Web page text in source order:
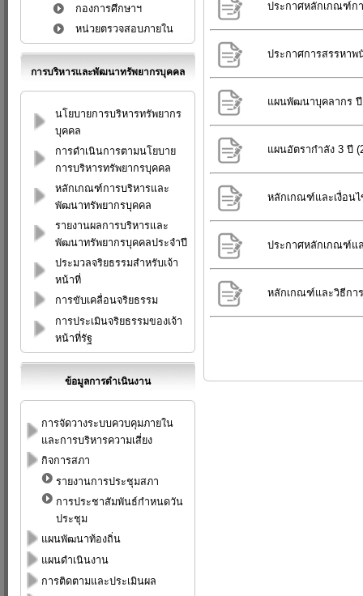
กองการศึกษาฯ
หน่วยตรวจสอบภายใน
การบริหารและพัฒนาทรัพยากรบุคคล
นโยบายการบริหารทรัพยากร
บุคคล
การดำเนินการตามนโยบาย
การบริหารทรัพยากรบุคคล
หลักเกณฑ์การบริหารและ
พัฒนาทรัพยากรบุคคล
รายงานผลการบริหารและ
พัฒนาทรัพยากรบุคคลประจำปี
ประมวลจริยธรรมสำหรับเจ้า
หน้าที่
การขับเคลื่อนจริยธรรม
การประเมินจริยธรรมของเจ้า
หน้าที่รัฐ
ข้อมูลการดำเนินงาน
การจัดวางระบบควบคุมภายใน
และการบริหารความเสี่ยง
กิจการสภา
รายงานการประชุมสภา
การประชาสัมพันธ์กำหนดวัน
ประชุม
แผนพัฒนาท้องถิ่น
แผนดำเนินงาน
การติดตามและประเมินผล
ประกาศหลักเกณฑ์ก
ประกาศการสรรหาพ
แผนพัฒนาบุคลากร ปี
แผนอัตรากำลัง 3 ปี
หลักเกณฑ์และเงื่อนไ
ประกาศหลักเกณฑ์แ
หลักเกณฑ์และวิธีกา